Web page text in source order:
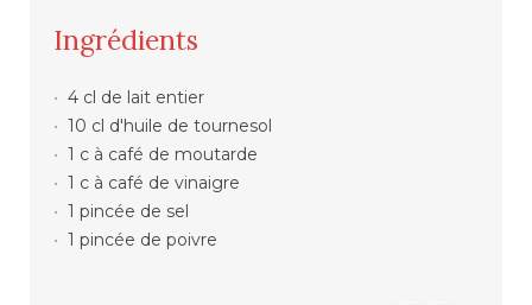
Ingrédients
4 cl de lait entier
10 cl d'huile de tournesol
1 c à café de moutarde
1 c à café de vinaigre
1 pincée de sel
1 pincée de poivre